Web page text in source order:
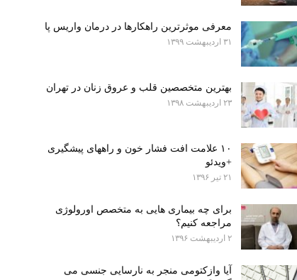
معرفی موثرترین راهکارها در درمان واریس پا
۳۱ اردیبهشت ۱۳۹۹
بهترین متخصصین قلب و عروق زنان در تهران
۲۳ اردیبهشت ۱۳۹۸
۱۰ علامت افت فشار خون و راههای پیشگیری
+ویدئو
۲۱ تیر ۱۳۹۶
برای چه بیماری هایی به متخصص اورولوژی
مراجعه کنیم؟
۲ اردیبهشت ۱۳۹۶
آیا وازکتومی منجر به نارسایی جنسی می